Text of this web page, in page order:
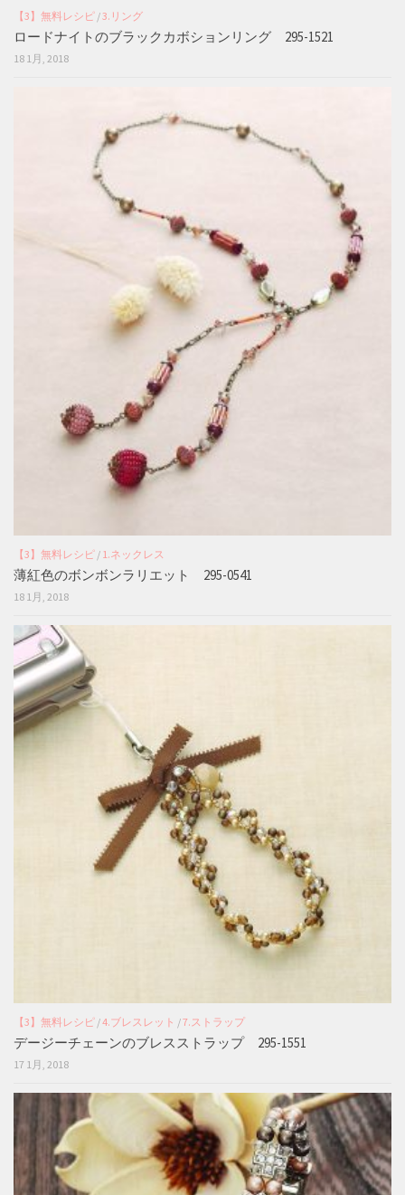
【3】無料レシピ /3.リング
ロードナイトのブラックカボションリング 295-1521
18 1月, 2018
【3】無料レシピ / 1.ネックレス
薄紅色のボンボンラリエット 295-0541
18 1月, 2018
【3】無料レシピ /4.ブレスレット /7.ストラップ
デージーチェーンのブレスストラップ 295-1551
17 1月, 2018